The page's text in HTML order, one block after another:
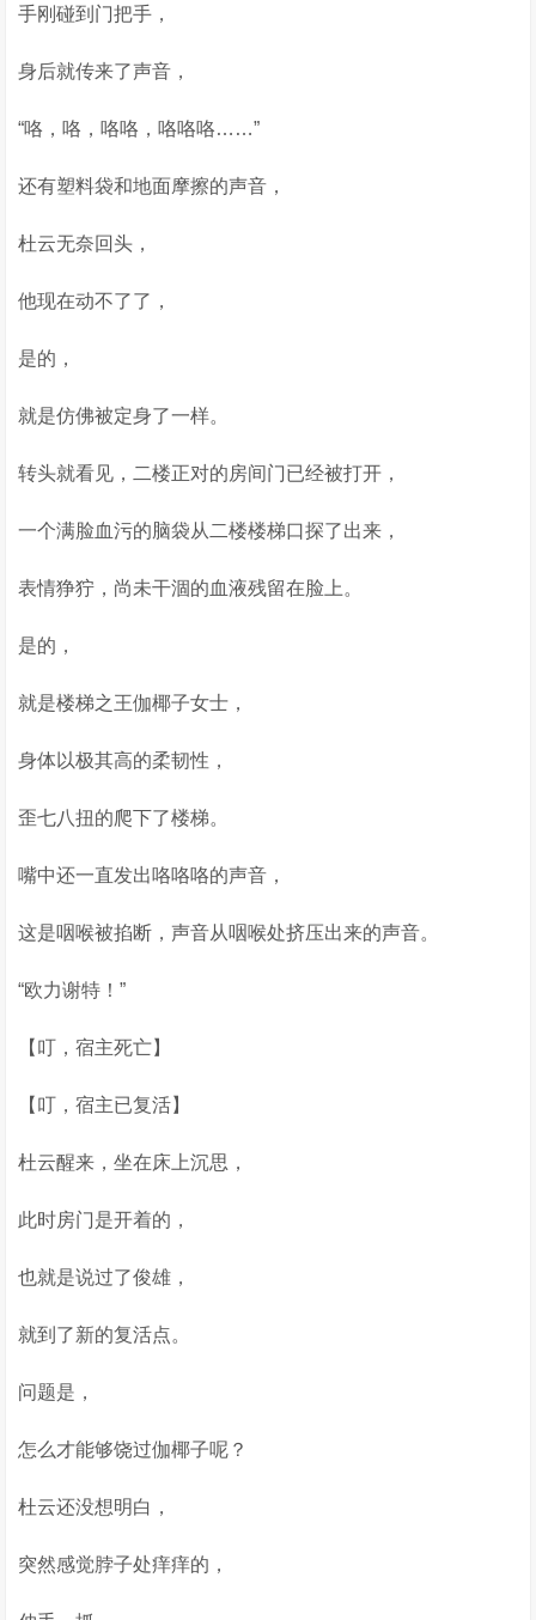
手刚碰到门把手，
身后就传来了声音，
“咯，咯，咯咯，咯咯咯……”
还有塑料袋和地面摩擦的声音，
杜云无奈回头，
他现在动不了了，
是的，
就是仿佛被定身了一样。
转头就看见，二楼正对的房间门已经被打开，
一个满脸血污的脑袋从二楼楼梯口探了出来，
表情狰狞，尚未干涸的血液残留在脸上。
是的，
就是楼梯之王伽椰子女士，
身体以极其高的柔韧性，
歪七八扭的爬下了楼梯。
嘴中还一直发出咯咯咯的声音，
这是咽喉被掐断，声音从咽喉处挤压出来的声音。
“欧力谢特！”
【叮，宿主死亡】
【叮，宿主已复活】
杜云醒来，坐在床上沉思，
此时房门是开着的，
也就是说过了俊雄，
就到了新的复活点。
问题是，
怎么才能够饶过伽椰子呢？
杜云还没想明白，
突然感觉脖子处痒痒的，